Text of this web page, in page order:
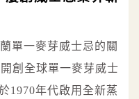
單一麥芽威士忌的關
創全球單一麥芽威士
1970年代啟用全新蒸